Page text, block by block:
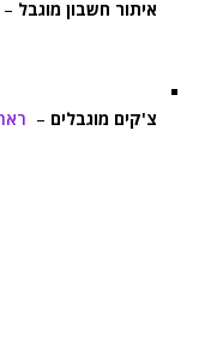
איתור חשבון מוגבל –
צ'קים מוגבלים –